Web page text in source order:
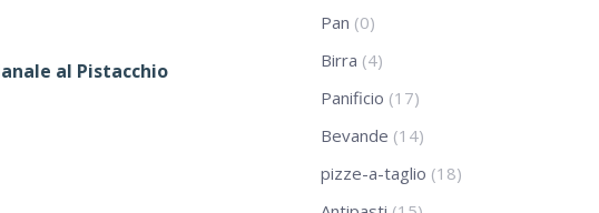
al Pistacchio
Pan (0)
Birra (4)
Panificio (17)
Bevande (14)
pizze-a-taglio (18)